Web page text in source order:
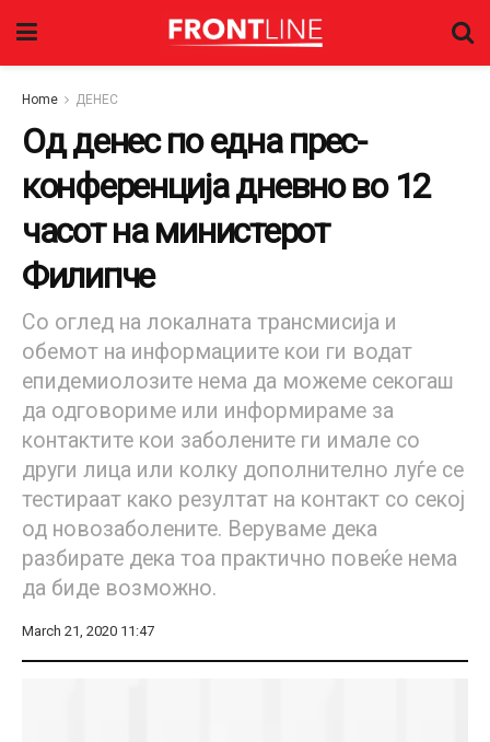
Home ДЕНЕС
Од денес по една прес-
конференција дневно во 12
часот на министерот
Филипче
Со оглед на локалната трансмисија и
обемот на информациите кои ги водат
епидемиолозите нема да можеме секогаш
да одговориме или информираме за
контактите кои заболените ги имале со
други лица или колку дополнително луѓе се
тестираат како резултат на контакт со секој
од новозаболените. Веруваме дека
разбирате дека тоа практично повеќе нема
да биде возможно.
March 21, 2020 11:47